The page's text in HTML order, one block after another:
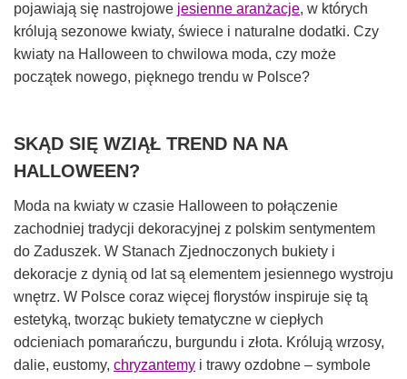
pojawiają się nastrojowe jesienne aranżacje, w których
królują sezonowe kwiaty, świece i naturalne dodatki. Czy
kwiaty na Halloween to chwilowa moda, czy może
początek nowego, pięknego trendu w Polsce?
SKĄD SIĘ WZIĄŁ TREND NA NA
HALLOWEEN?
Moda na kwiaty w czasie Halloween to połączenie
zachodniej tradycji dekoracyjnej z polskim sentymentem
do Zaduszek. W Stanach Zjednoczonych bukiety i
dekoracje z dynią od lat są elementem jesiennego wystroju
wnętrz. W Polsce coraz więcej florystów inspiruje się tą
estetyką, tworząc bukiety tematyczne w ciepłych
odcieniach pomarańczu, burgundu i złota. Królują wrzosy,
dalie, eustomy, chryzantemy i trawy ozdobne – symbole